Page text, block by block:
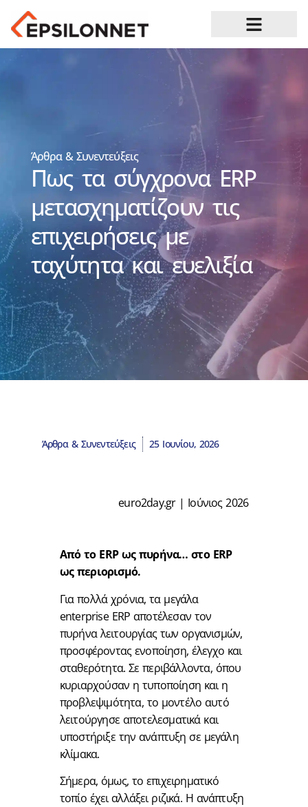
Άρθρα & Συνεντεύξεις
Πως τα σύγχρονα ERP
μετασχηματίζουν τις
επιχειρήσεις με
ταχύτητα και ευελιξία
Άρθρα & Συνεντεύξεις 25 Ιουνίου, 2026
euro2day.gr | Ιούνιος 2026
Από το ERP ως πυρήνα… στο ERP
ως περιορισμό.
Για πολλά χρόνια, τα μεγάλα
enterprise ERP αποτέλεσαν τον
πυρήνα λειτουργίας των οργανισμών,
προσφέροντας ενοποίηση, έλεγχο και
σταθερότητα. Σε περιβάλλοντα, όπου
κυριαρχούσαν η τυποποίηση και η
προβλεψιμότητα, το μοντέλο αυτό
λειτούργησε αποτελεσματικά και
υποστήριξε την ανάπτυξη σε μεγάλη
κλίμακα.
Σήμερα, όμως, το επιχειρηματικό
τοπίο έχει αλλάξει ριζικά. Η ανάπτυξη